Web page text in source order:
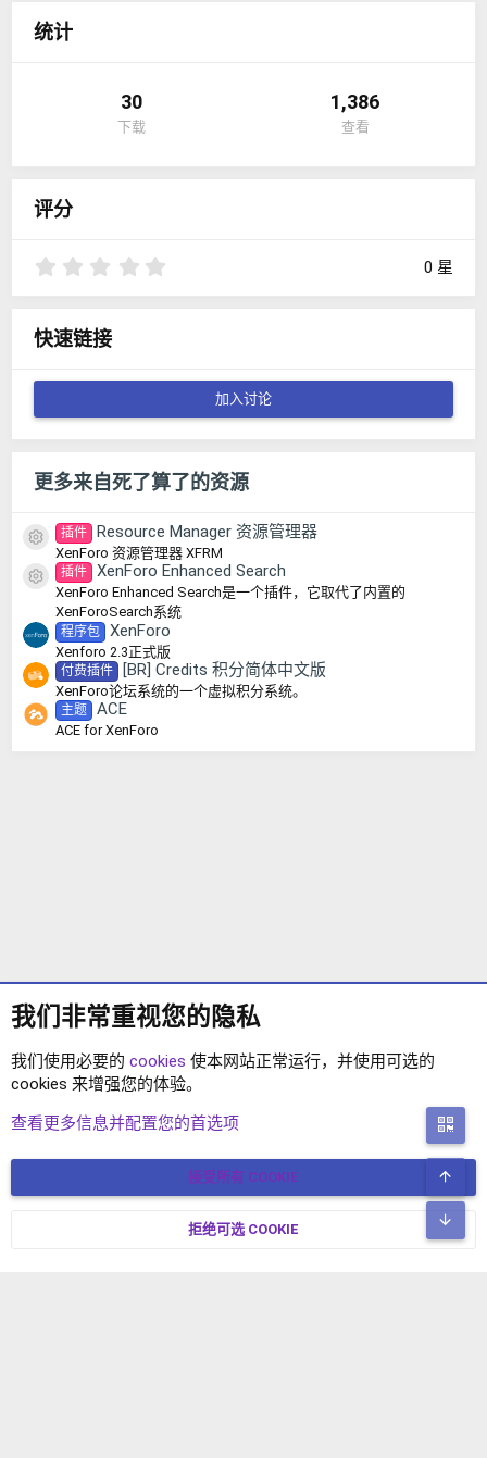
统计
30
下载
1,386
查看
评分
0 星
快速链接
加入讨论
更多来自死了算了的资源
资源图标
插件 Resource Manager 资源管理器
XenForo 资源管理器 XFRM
资源图标
插件 XenForo Enhanced Search
XenForo Enhanced Search是一个插件，它取代了内置的
XenForoSearch系统
程序包 XenForo
Xenforo 2.3正式版
付费插件 [BR] Credits 积分简体中文版
XenForo论坛系统的一个虚拟积分系统。
主题 ACE
ACE for XenForo
XENFORO2.1 插件
简体中文 联系我们
© COPYRIGHT 2017-2026 XENFORO中文社区 版权所有 冀ICP备
我们非常重视您的隐私
我们使用必要的 cookies 使本网站正常运行，并使用可选的
cookies 来增强您的体验。
查看更多信息并配置您的首选项
接受所有 COOKIE
拒绝可选 COOKIE